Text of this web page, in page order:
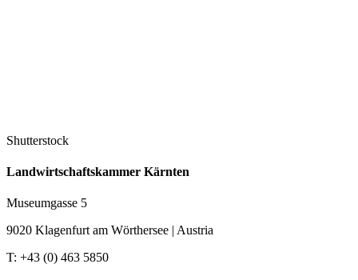
Shutterstock
Landwirtschaftskammer Kärnten
Museumgasse 5
9020 Klagenfurt am Wörthersee | Austria
T: +43 (0) 463 5850